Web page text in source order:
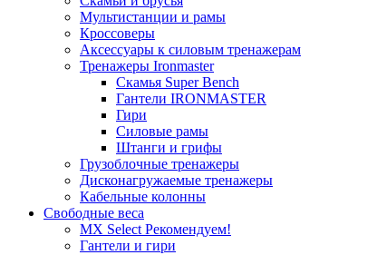
Мультистанции и рамы
Кроссоверы
Аксессуары к силовым тренажерам
Тренажеры Ironmaster
Скамья Super Bench
Гантели IRONMASTER
Гири
Силовые рамы
Штанги и грифы
Грузоблочные тренажеры
Дисконагружаемые тренажеры
Кабельные колонны
Свободные веса
MX Select Рекомендуем!
Гантели и гири